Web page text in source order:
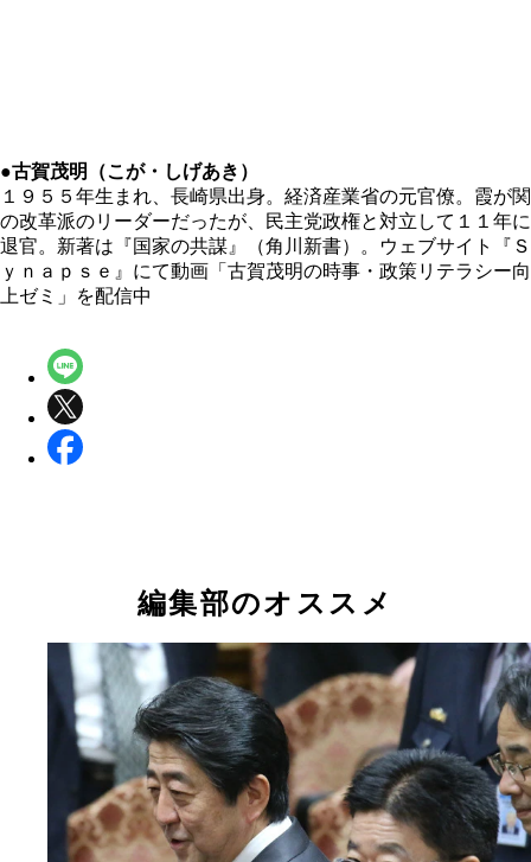
●古賀茂明（こが・しげあき）
１９５５年生まれ、長崎県出身。経済産業省の元官僚。霞が関
の改革派のリーダーだったが、民主党政権と対立して１１年に
退官。新著は『国家の共謀』（角川新書）。ウェブサイト『Ｓ
ｙｎａｐｓｅ』にて動画「古賀茂明の時事・政策リテラシー向
上ゼミ」を配信中
編集部のオススメ